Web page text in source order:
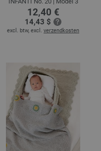
12,40 €
14,43 $
excl. btw, excl. verzendkosten